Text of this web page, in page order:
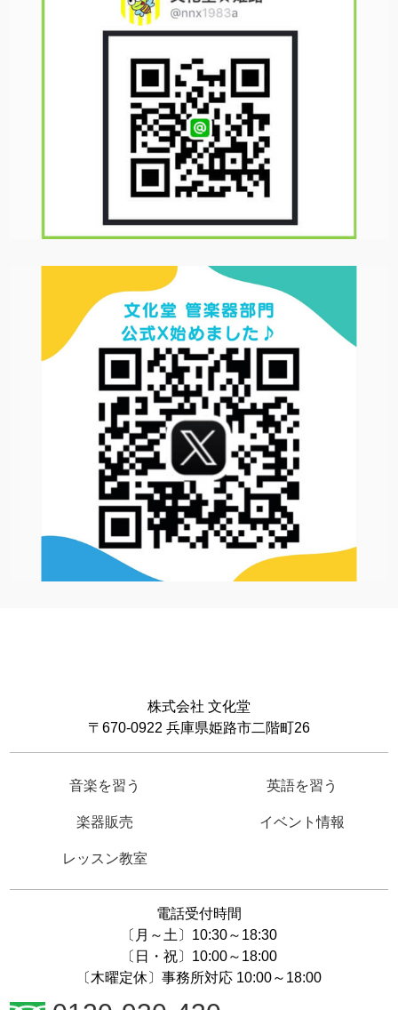
株式会社 文化堂
〒670-0922 兵庫県姫路市二階町26
音楽を習う 英語を習う
楽器販売 イベント情報
レッスン教室
電話受付時間
〔月～土〕10:30～18:30
〔日・祝〕10:00～18:00
〔木曜定休〕事務所対応 10:00～18:00